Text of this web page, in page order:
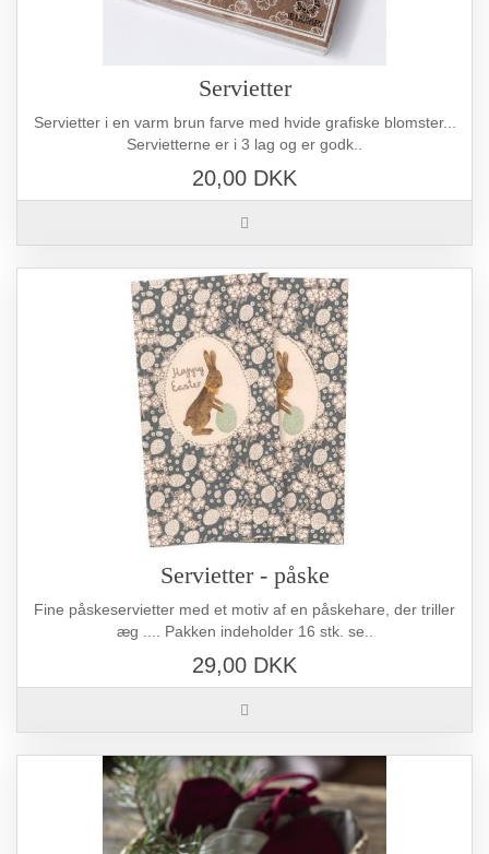
Servietter
Servietter i en varm brun farve med hvide grafiske blomster...
Servietterne er i 3 lag og er godk..
20,00 DKK
Servietter - påske
Fine påskeservietter med et motiv af en påskehare, der triller
æg .... Pakken indeholder 16 stk. se..
29,00 DKK